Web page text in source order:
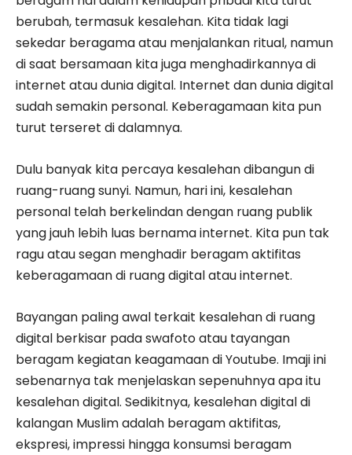
berubah, termasuk kesalehan. Kita tidak lagi
sekedar beragama atau menjalankan ritual, namun
di saat bersamaan kita juga menghadirkannya di
internet atau dunia digital. Internet dan dunia digital
sudah semakin personal. Keberagamaan kita pun
turut terseret di dalamnya.
Dulu banyak kita percaya kesalehan dibangun di
ruang-ruang sunyi. Namun, hari ini, kesalehan
personal telah berkelindan dengan ruang publik
yang jauh lebih luas bernama internet. Kita pun tak
ragu atau segan menghadir beragam aktifitas
keberagamaan di ruang digital atau internet.
Bayangan paling awal terkait kesalehan di ruang
digital berkisar pada swafoto atau tayangan
beragam kegiatan keagamaan di Youtube. Imaji ini
sebenarnya tak menjelaskan sepenuhnya apa itu
kesalehan digital. Sedikitnya, kesalehan digital di
kalangan Muslim adalah beragam aktifitas,
ekspresi, impressi hingga konsumsi beragam